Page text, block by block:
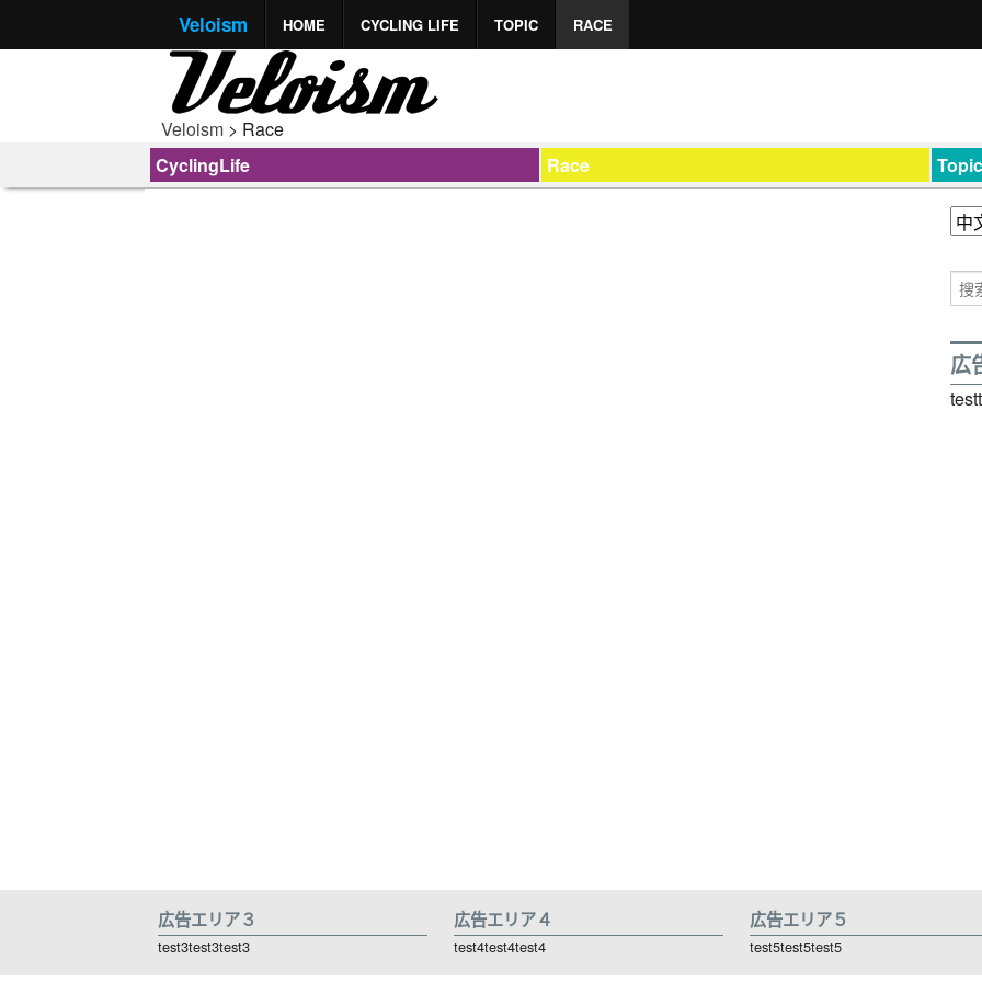
Veloism HOME CYCLING LIFE TOPIC RACE
Veloism > Race
CyclingLife
Race Topic
広
広告エリア３
test3test3test3
広告エリア４
test4test4test4
広告エリア５
test5test5test5